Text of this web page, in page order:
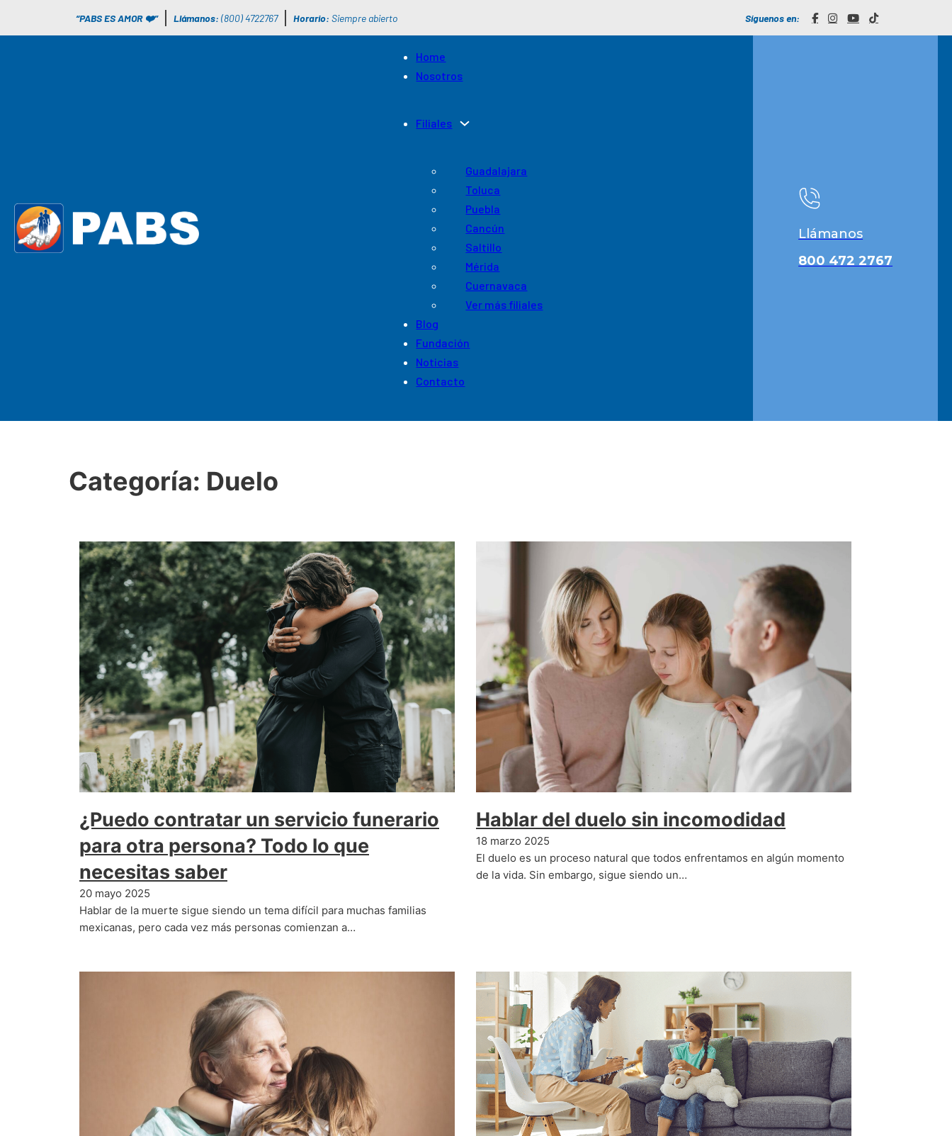
“PABS ES AMOR ❤️” Llámanos: (800) 4722767 Horario: Siempre abierto Síguenos en:
Home
Nosotros
Filiales
Guadalajara
Toluca
Puebla
Cancún
Saltillo
Mérida
Cuernavaca
Ver más filiales
Blog
Fundación
Noticias
Contacto
Llámanos
800 472 2767
Categoría: Duelo
¿Puedo contratar un servicio funerario
para otra persona? Todo lo que
necesitas saber
20 mayo 2025
Hablar de la muerte sigue siendo un tema difícil para muchas familias
mexicanas, pero cada vez más personas comienzan a…
Hablar del duelo sin incomodidad
18 marzo 2025
El duelo es un proceso natural que todos enfrentamos en algún momento
de la vida. Sin embargo, sigue siendo un…